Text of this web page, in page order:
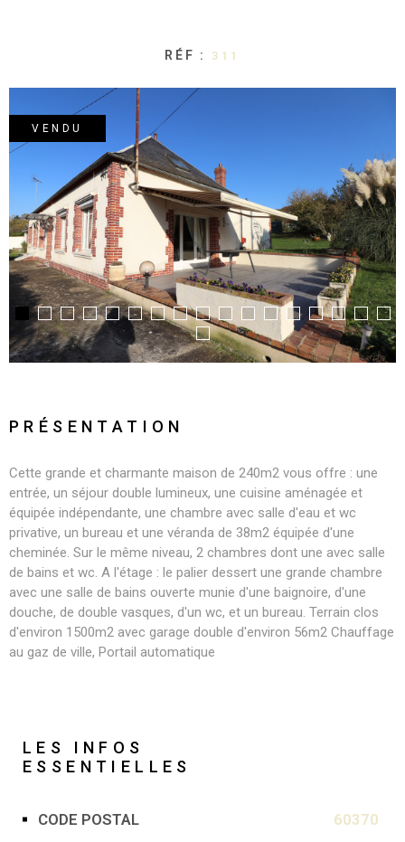
RÉF : 311
VENDU
PRÉSENTATION
Cette grande et charmante maison de 240m2 vous offre : une
entrée, un séjour double lumineux, une cuisine aménagée et
équipée indépendante, une chambre avec salle d'eau et wc
privative, un bureau et une véranda de 38m2 équipée d'une
cheminée. Sur le même niveau, 2 chambres dont une avec salle
de bains et wc. A l'étage : le palier dessert une grande chambre
avec une salle de bains ouverte munie d'une baignoire, d'une
douche, de double vasques, d'un wc, et un bureau. Terrain clos
d'environ 1500m2 avec garage double d'environ 56m2 Chauffage
au gaz de ville, Portail automatique
LES INFOS
ESSENTIELLES
Caractérisque Valeurs
CODE POSTAL
60370